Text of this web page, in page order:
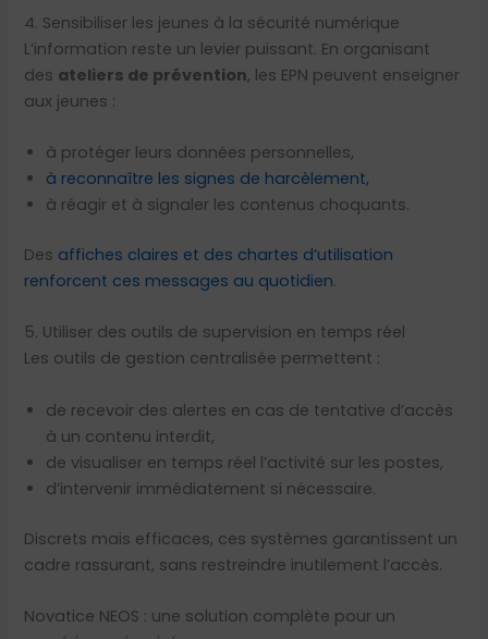
4. Sensibiliser les jeunes à la sécurité numérique
L’information reste un levier puissant. En organisant
des ateliers de prévention, les EPN peuvent enseigner
aux jeunes :
à protéger leurs données personnelles,
à reconnaître les signes de harcèlement,
à réagir et à signaler les contenus choquants.
Des affiches claires et des chartes d’utilisation
renforcent ces messages au quotidien.
5. Utiliser des outils de supervision en temps réel
Les outils de gestion centralisée permettent :
de recevoir des alertes en cas de tentative d’accès
à un contenu interdit,
de visualiser en temps réel l’activité sur les postes,
d’intervenir immédiatement si nécessaire.
Discrets mais efficaces, ces systèmes garantissent un
cadre rassurant, sans restreindre inutilement l’accès.
Novatice NEOS : une solution complète pour un